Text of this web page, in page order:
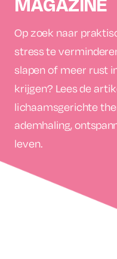
Op zoek naar
stress te
slapen of meer rust
krijgen? Lees de
lichaamsgerichte
ademhaling,
leven.